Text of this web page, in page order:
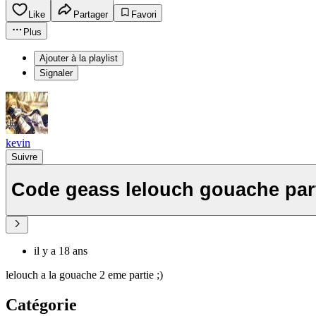
Like Partager
Favori
Plus
Ajouter à la playlist
Signaler
kevin
Suivre
Code geass lelouch gouache
il y a 18 ans
lelouch a la gouache 2 eme partie ;)
Catégorie